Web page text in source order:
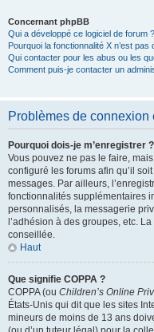
Concernant phpBB
Qui a développé ce logiciel de forum ?
Pourquoi la fonctionnalité X n’est pas
Qui contacter pour les abus ou les
Comment puis-je contacter un
Problèmes de connexion
Pourquoi dois-je m’enregistrer ?
Vous pouvez ne pas le faire,
configuré les forums afin qu’il
messages. Par ailleurs,
fonctionnalités supplémentaires
personnalisés, la messagerie
l’adhésion à des groupes, etc.
conseillée.
Haut
Que signifie COPPA ?
COPPA (ou Children’s Online
États-Unis qui dit que les sites
mineurs de moins de 13 ans